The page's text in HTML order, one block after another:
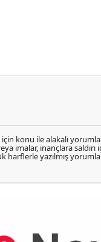
konu ile alakalı
imalar, inançlara saldırı
harflerle yazılmış